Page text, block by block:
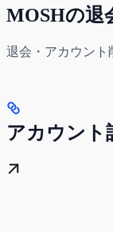
MOSHの退
退会・アカウント
アカウント